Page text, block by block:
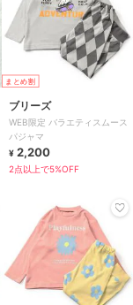
まとめ割
ブリーズ
WEB限定 バラエティスムース
パジャマ
¥ 2,200
2点以上で5%OFF